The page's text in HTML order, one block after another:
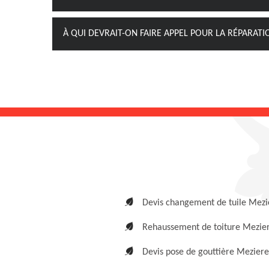
À QUI DEVRAIT-ON FAIRE APPEL POUR LA
Devis changement de tuile
Rehaussement de toiture
Devis pose de gouttière